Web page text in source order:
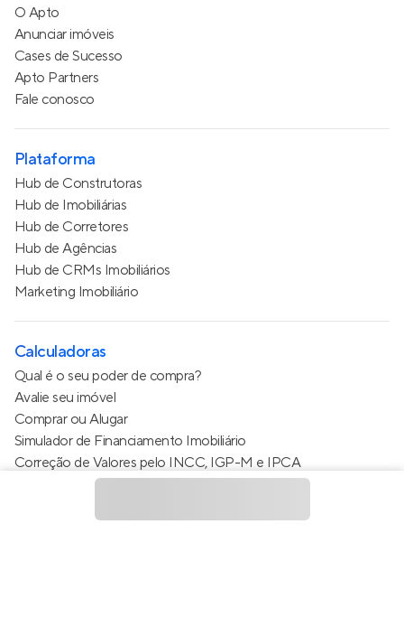
O Apto
Anunciar imóveis
Cases de Sucesso
Apto Partners
Fale conosco
Plataforma
Hub de Construtoras
Hub de Imobiliárias
Hub de Corretores
Hub de Agências
Hub de CRMs Imobiliários
Marketing Imobiliário
Calculadoras
Qual é o seu poder de compra?
Avalie seu imóvel
Comprar ou Alugar
Simulador de Financiamento Imobiliário
Correção de Valores pelo INCC, IGP-M e IPCA
Estimativa de valor do condomínio